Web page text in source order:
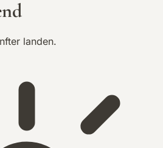
landen.